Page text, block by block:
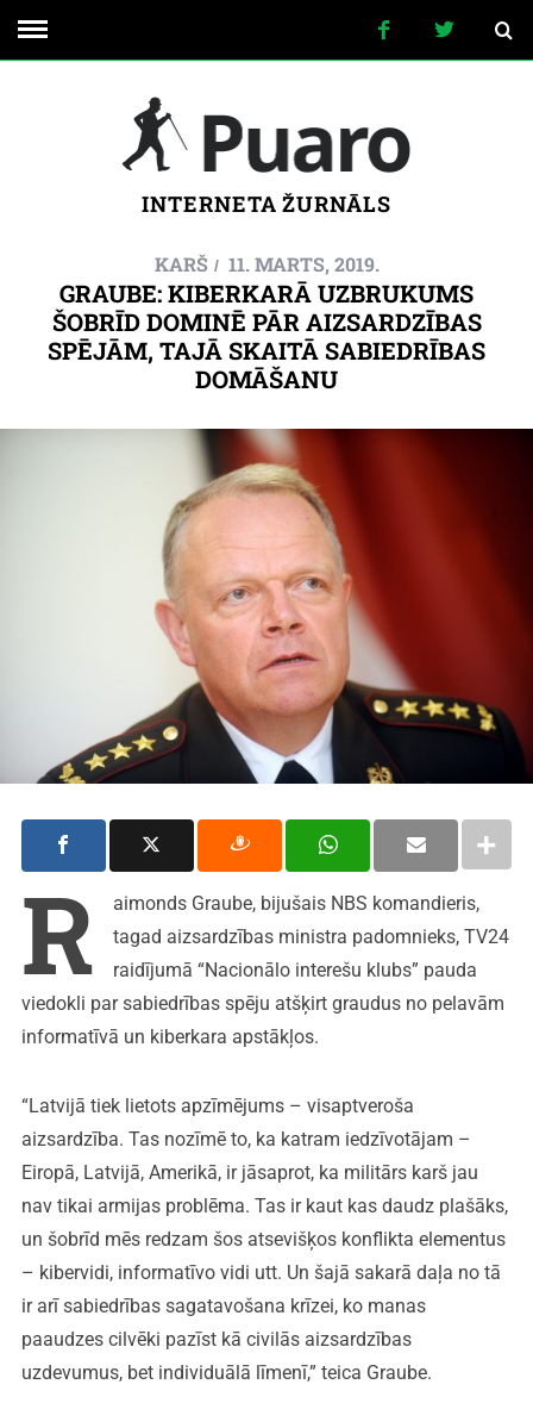
INTERNETA ŽURNĀLS
KARŠ 11. MARTS, 2019.
GRAUBE: KIBERKARĀ UZBRUKUMS
ŠOBRĪD DOMINĒ PĀR AIZSARDZĪBAS
SPĒJĀM, TAJĀ SKAITĀ SABIEDRĪBAS
DOMĀŠANU
R
aimonds Graube, bijušais NBS komandieris,
tagad aizsardzības ministra padomnieks, TV24
raidījumā “Nacionālo interešu klubs” pauda
viedokli par sabiedrības spēju atšķirt graudus no pelavām
informatīvā un kiberkara apstākļos.
“Latvijā tiek lietots apzīmējums – visaptveroša
aizsardzība. Tas nozīmē to, ka katram iedzīvotājam –
Eiropā, Latvijā, Amerikā, ir jāsaprot, ka militārs karš jau
nav tikai armijas problēma. Tas ir kaut kas daudz plašāks,
un šobrīd mēs redzam šos atsevišķos konflikta elementus
– kibervidi, informatīvo vidi utt. Un šajā sakarā daļa no tā
ir arī sabiedrības sagatavošana krīzei, ko manas
paaudzes cilvēki pazīst kā civilās aizsardzības
uzdevumus, bet individuālā līmenī,” teica Graube.